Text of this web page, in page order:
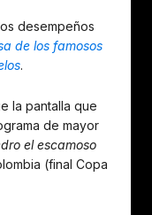
desempeños
de los famosos
.
la pantalla que
de mayor
el escamoso
(final Copa